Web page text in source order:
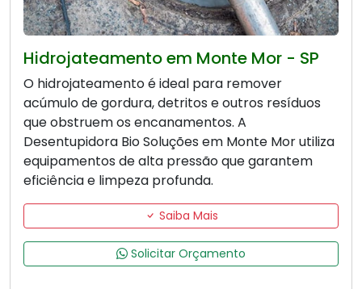
Hidrojateamento em Monte Mor - SP
O hidrojateamento é ideal para remover
acúmulo de gordura, detritos e outros resíduos
que obstruem os encanamentos. A
Desentupidora Bio Soluções em Monte Mor utiliza
equipamentos de alta pressão que garantem
eficiência e limpeza profunda.
Saiba Mais
Solicitar Orçamento